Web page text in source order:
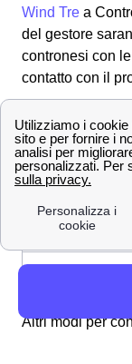
Wind Tre a
del gestore
contronesi con
contatto con il
✔
800 900
[email
Altri modi per